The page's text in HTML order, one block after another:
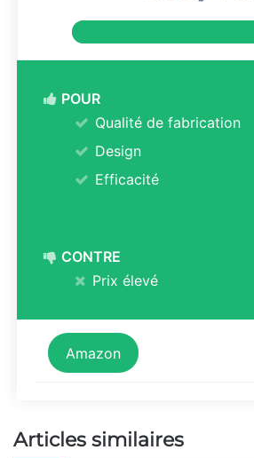
POUR
Qualité de fabrication
Design
Efficacité
CONTRE
Prix élevé
Amazon
Articles similaires